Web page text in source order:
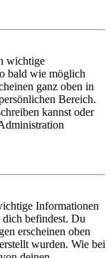
wichtige
bald wie möglich
ganz oben in
Bereich.
kannst oder
Informationen
befindest. Du
erscheinen oben
wurden. Wie bei